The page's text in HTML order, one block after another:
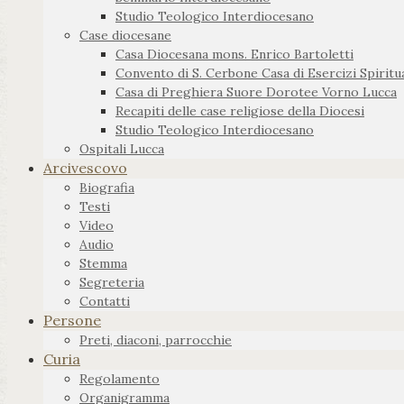
Studio Teologico Interdiocesano
Case diocesane
Casa Diocesana mons. Enrico Bartoletti
Convento di S. Cerbone Casa di Esercizi
Casa di Preghiera Suore Dorotee Vorno Lucca
Recapiti delle case religiose della Diocesi
Studio Teologico Interdiocesano
Ospitali Lucca
Arcivescovo
Biografia
Testi
Video
Audio
Stemma
Segreteria
Contatti
Persone
Preti, diaconi, parrocchie
Curia
Regolamento
Organigramma